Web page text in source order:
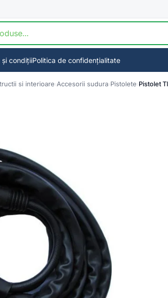
și condițiiPolitica de confidențialitate
si interioare Accesorii sudura Pistolete Pistolet